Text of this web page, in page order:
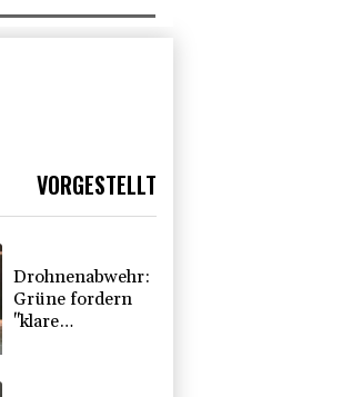
VORGESTELLT
Drohnenabwehr:
Grüne fordern
"klare